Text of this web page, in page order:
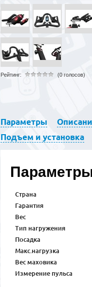
Рейтинг: (0 голосов)
Параметры
Подъем и установка
Страна
Гарантия
Вес
Тип нагружения
Посадка
Макс.нагрузка
Вес маховика
Измерение пульса